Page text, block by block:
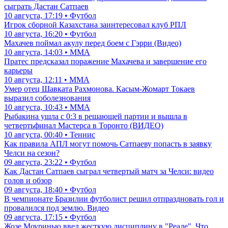
сыграть Дастан Сатпаев
10 августа, 17:19 • Футбол
Игрок сборной Казахстана заинтересовал клуб РПЛ
10 августа, 16:20 • Футбол
Махачев поймал акулу перед боем с Гэрри (Видео)
10 августа, 14:03 • ММА
Пратес предсказал поражение Махачева и завершение его
карьеры
10 августа, 12:11 • ММА
Умер отец Шавката Рахмонова. Касым-Жомарт Токаев
выразил соболезнования
10 августа, 10:43 • ММА
Рыбакина ушла с 0:3 в решающей партии и вышла в
четвертьфинал Мастерса в Торонто (ВИДЕО)
10 августа, 00:40 • Теннис
Как правила АПЛ могут помочь Сатпаеву попасть в заявку
Челси на сезон?
09 августа, 23:22 • Футбол
Как Дастан Сатпаев сыграл четвертый матч за Челси: видео
голов и обзор
09 августа, 18:40 • Футбол
В чемпионате Бразилии футболист решил отпраздновать гол и
провалился под землю. Видео
09 августа, 17:15 • Футбол